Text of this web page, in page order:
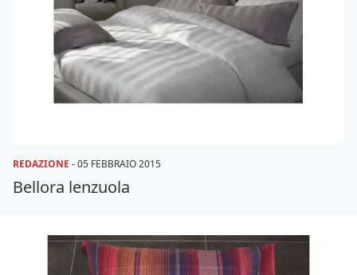
REDAZIONE -05 FEBBRAIO 2015
Bellora lenzuola